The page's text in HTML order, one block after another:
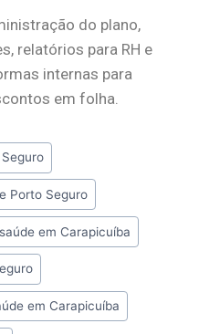
do plano,
relatórios para RH e
internas para
em folha.
Porto Seguro
em Carapicuíba
em Carapicuíba